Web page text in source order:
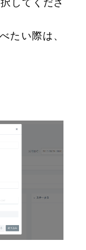
してくださ
たい際は、